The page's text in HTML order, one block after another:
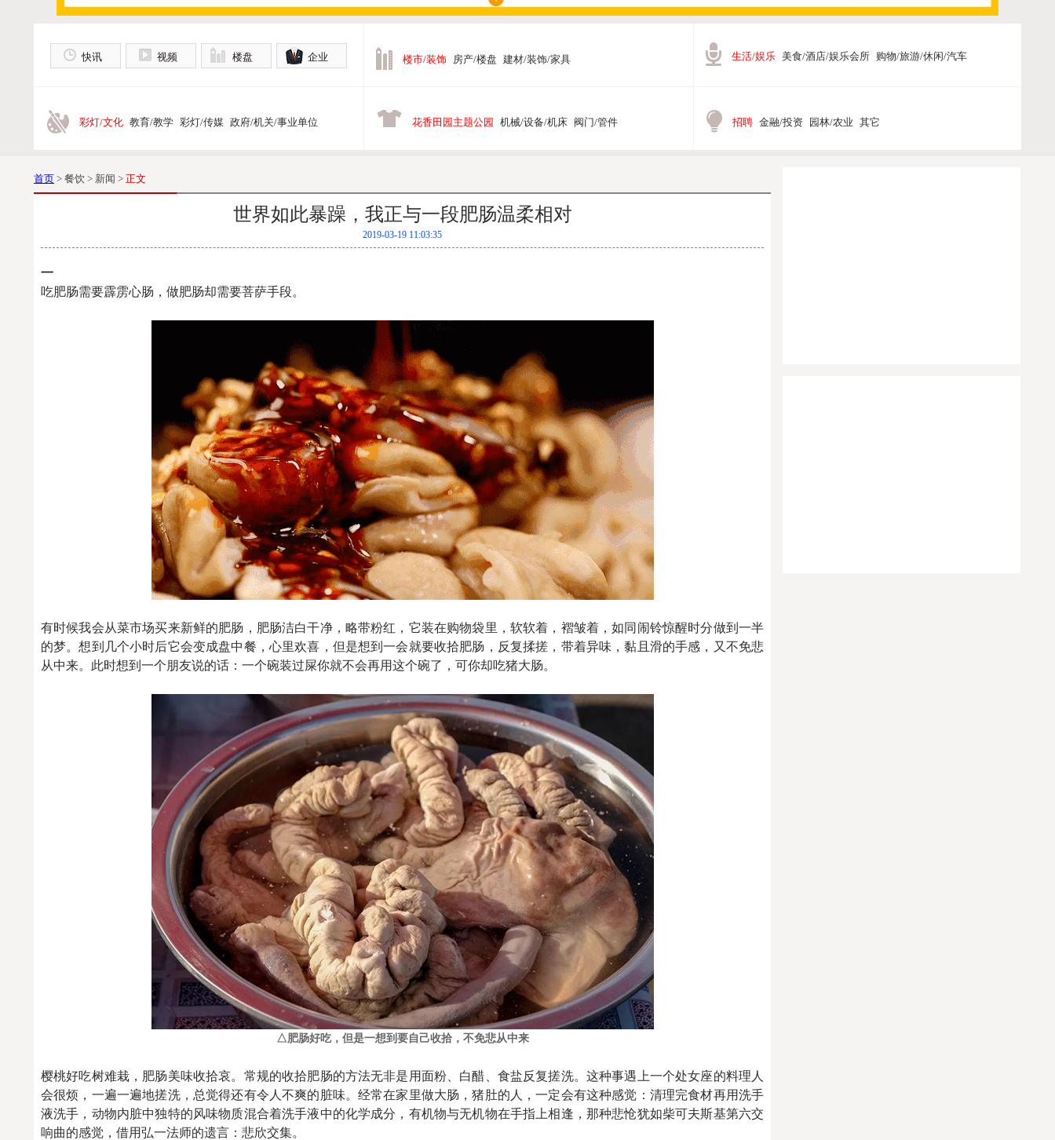
快讯 视频 楼盘 企业 楼市/装饰 房产/楼盘 建材/装饰/家具 生活/娱乐 美食/酒店/娱乐会所 购物/旅游/休闲/汽车
彩灯/文化 教育/教学 彩灯/传媒 政府/机关/事业单位 花香田园主题公园 机械/设备/机床 阀门/管件 招聘 金融/投资 园林/农业 其它
首页 > 餐饮 > 新闻 > 正文
世界如此暴躁，我正与一段肥肠温柔相对
2019-03-19 11:03:35
一
吃肥肠需要霹雳心肠，做肥肠却需要菩萨手段。
有时候我会从菜市场买来新鲜的肥肠，肥肠洁白干净，略带粉红，它装在购物袋里，软软着，褶皱着，如同闹铃惊醒时分做到一半
的梦。想到几个小时后它会变成盘中餐，心里欢喜，但是想到一会就要收拾肥肠，反复揉搓，带着异味，黏且滑的手感，又不免悲
从中来。此时想到一个朋友说的话：一个碗装过屎你就不会再用这个碗了，可你却吃猪大肠。
△肥肠好吃，但是一想到要自己收拾，不免悲从中来
樱桃好吃树难栽，肥肠美味收拾哀。常规的收拾肥肠的方法无非是用面粉、白醋、食盐反复搓洗。这种事遇上一个处女座的料理人
会很烦，一遍一遍地搓洗，总觉得还有令人不爽的脏味。经常在家里做大肠，猪肚的人，一定会有这种感觉：清理完食材再用洗手
液洗手，动物内脏中独特的风味物质混合着洗手液中的化学成分，有机物与无机物在手指上相逢，那种悲怆犹如柴可夫斯基第六交
响曲的感觉，借用弘一法师的遗言：悲欣交集。